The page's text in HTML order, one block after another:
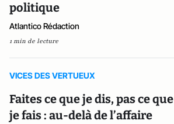
politique
Atlantico Rédaction
1 min de lecture
VICES DES VERTUEUX
Faites ce que je dis, pas ce que
je fais : au-delà de l’affaire